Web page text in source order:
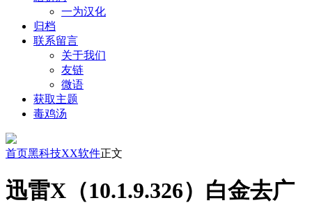
一为汉化
归档
联系留言
关于我们
友链
微语
获取主题
毒鸡汤
首页黑科技XX软件正文
迅雷X（10.1.9.326）白金去广